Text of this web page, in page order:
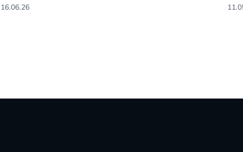
16.06.26